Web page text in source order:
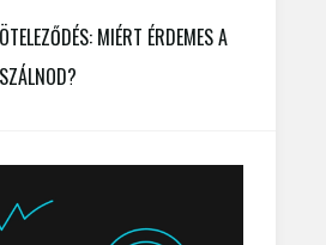
MIÉRT ÉRDEMES A